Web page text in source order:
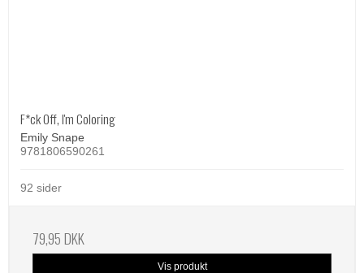
F*ck Off, I'm Coloring
Emily Snape
9781806590261
92 sider
79,95 DKK
Vis produkt